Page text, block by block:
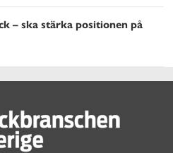
– ska stärka positionen på